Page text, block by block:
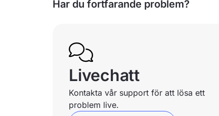
Har du fortfarande problem?
Livechatt
Kontakta vår support för att lösa ett
problem live.